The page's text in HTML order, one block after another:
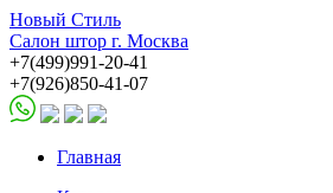
Новый Стиль
Салон штор г. Москва
+7(499)991-20-41
+7(926)850-41-07
Главная